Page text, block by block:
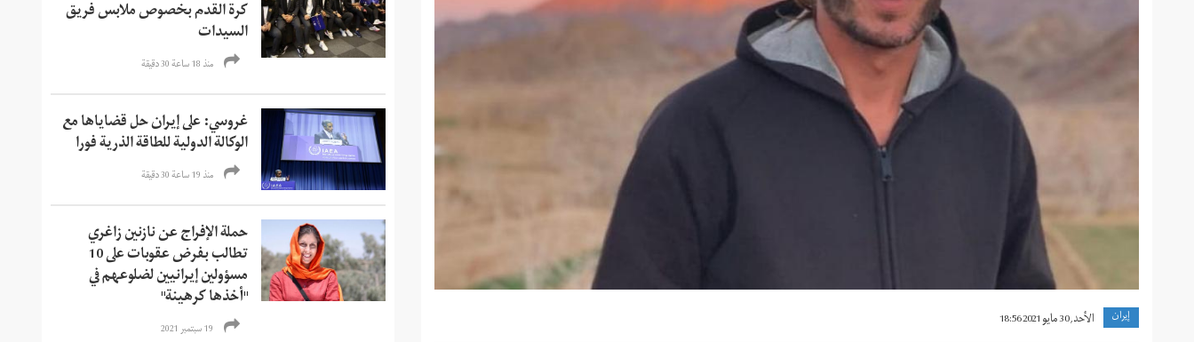
إيران الأحد, 30 مايو 2021 18:56
كرة القدم بخصوص ملابس فريق
السيدات
منذ 18 ساعة 30 دقیقة
غروسي: على إيران حل قضاياها مع
الوكالة الدولية للطاقة الذرية فورا
منذ 19 ساعة 30 دقیقة
حملة الإفراج عن نازنين زاغري
تطالب بفرض عقوبات على 10
مسؤولين إيرانيين لضلوعهم في
"أخذها كرهينة"
19 سبتمبر 2021